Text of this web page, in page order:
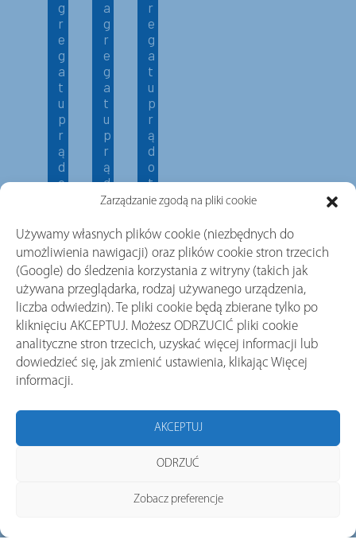
Zarządzanie zgodą na pliki cookie
Używamy własnych plików cookie (niezbędnych do
umożliwienia nawigacji) oraz plików cookie stron trzecich
(Google) do śledzenia korzystania z witryny (takich jak
używana przeglądarka, rodzaj używanego urządzenia,
liczba odwiedzin). Te pliki cookie będą zbierane tylko po
kliknięciu AKCEPTUJ. Możesz ODRZUCIĆ pliki cookie
analityczne stron trzecich, uzyskać więcej informacji lub
dowiedzieć się, jak zmienić ustawienia, klikając Więcej
informacji.
AKCEPTUJ
ODRZUĆ
Zobacz preferencje
g
r
e
g
a
t
u
p
r
ą
d
o
ó
r
c
z
e
g
o
a
g
r
e
g
a
t
u
p
r
ą
d
o
w
ó
r
c
z
e
g
o
r
e
g
a
t
u
p
r
ą
d
o
t
w
r
c
z
e
g
o
SKONTAKTUJ SIĘ Z NAMI